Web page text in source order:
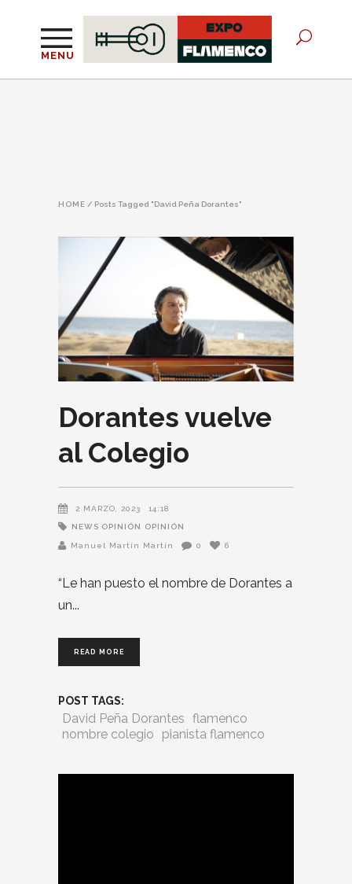
MENU
HOME / Posts Tagged "David Peña Dorantes"
Dorantes vuelve
al Colegio
2 MARZO, 2023 14:18
NEWS OPINIÓN OPINIÓN
Manuel Martín Martín 0 6
“Le han puesto el nombre de Dorantes a
un
READ MORE
POST TAGS:
David Peña Dorantes flamenco
nombre colegio
pianista flamenco